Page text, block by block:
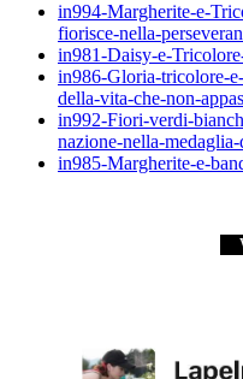
in994-Margherite-e-
fiorisce-nella-
in981-Daisy-e-
in986-Gloria-tricolore-
della-vita-che-non-
in992-Fiori-verdi-
nazione-nella-
in985-Margherite-e-